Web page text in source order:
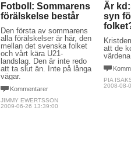
Fotboll: Sommarens
förälskelse består
Den första av sommarens
alla förälskelser är här, den
mellan det svenska folket
och vårt kära U21-
landslag. Den är inte redo
att ta slut än. Inte på långa
vägar.
Kommentarer
JIMMY EWERTSSON
2009-06-26 13:39:00
Är
syn
att de
PIA
2008-08-